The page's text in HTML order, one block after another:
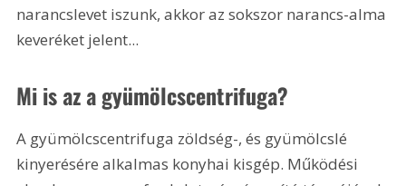
narancslevet iszunk, akkor az sokszor narancs-alma
keveréket jelent...
Mi is az a gyümölcscentrifuga?
A gyümölcscentrifuga zöldség-, és gyümölcslé
kinyerésére alkalmas konyhai kisgép. Működési